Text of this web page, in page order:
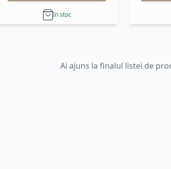
In stoc
Ai ajuns la finalul listei de